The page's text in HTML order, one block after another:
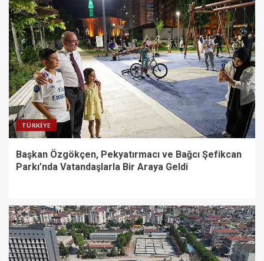
TÜRKIYE
Başkan Özgökçen, Pekyatırmacı ve Bağcı Şefikcan
Parkı’nda Vatandaşlarla Bir Araya Geldi